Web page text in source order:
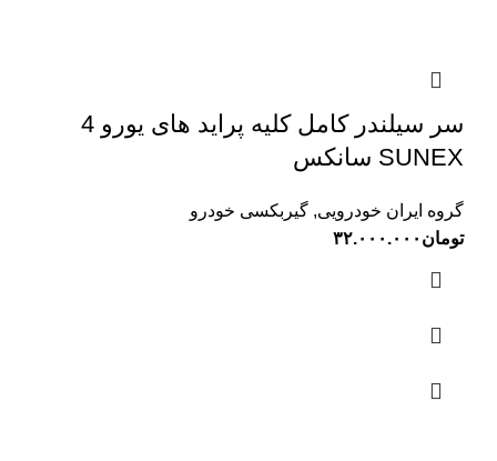
سر سیلندر کامل کلیه پراید های یورو 4
SUNEX سانکس
گروه ایران خودرویی, گیربکسی خودرو
تومان ۳۲.۰۰۰.۰۰۰